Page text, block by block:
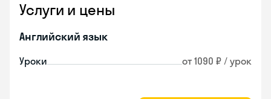
Услуги и цены
Английский язык
Уроки от 1090 ₽ / урок